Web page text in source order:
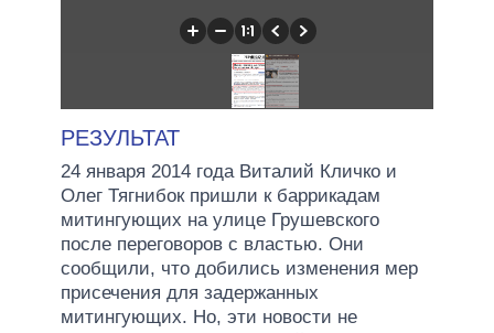
РЕЗУЛЬТАТ
24 января 2014 года Виталий Кличко и
Олег Тягнибок пришли к баррикадам
митингующих на улице Грушевского
после переговоров с властью. Они
сообщили, что добились изменения мер
присечения для задержанных
митингующих. Но, эти новости не